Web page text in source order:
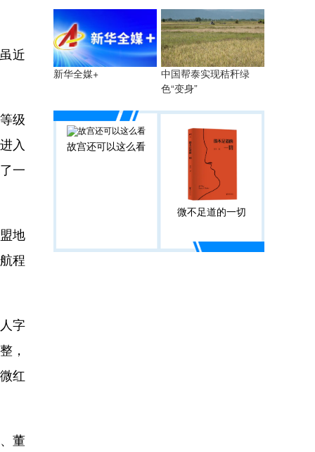
近
级
入
一
地
程
字
，
红
董
新华全媒+
中国帮泰实现秸秆绿
色“变身”
故宫还可以这么看
微不足道的一切